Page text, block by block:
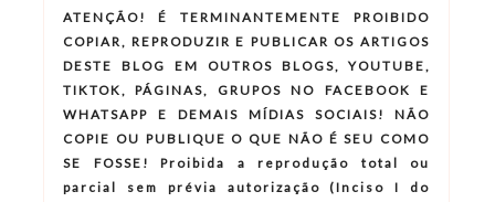
ATENÇÃO! É TERMINANTEMENTE PROIBIDO
COPIAR, REPRODUZIR E PUBLICAR OS ARTIGOS
DESTE BLOG EM OUTROS BLOGS, YOUTUBE,
TIKTOK, PÁGINAS, GRUPOS NO FACEBOOK E
WHATSAPP E DEMAIS MÍDIAS SOCIAIS! NÃO
COPIE OU PUBLIQUE O QUE NÃO É SEU COMO
SE FOSSE! Proibida a reprodução total ou
parcial sem prévia autorização (Inciso I do